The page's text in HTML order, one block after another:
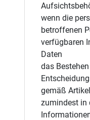
wenn die
betroffenen
verfügbaren
Daten
das
gemäß
zumindest in